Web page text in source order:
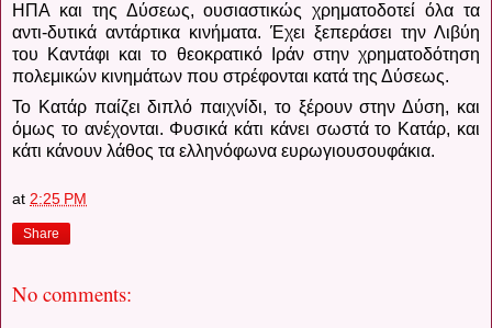
ΗΠΑ και της Δύσεως, ουσιαστικώς χρηματοδοτεί όλα τα
αντι-δυτικά αντάρτικα κινήματα. Έχει ξεπεράσει την Λιβύη
του Καντάφι και το θεοκρατικό Ιράν στην χρηματοδότηση
πολεμικών κινημάτων που στρέφονται κατά της Δύσεως.
Το Κατάρ παίζει διπλό παιχνίδι, το ξέρουν στην Δύση, και
όμως το ανέχονται. Φυσικά κάτι κάνει σωστά το Κατάρ, και
κάτι κάνουν λάθος τα ελληνόφωνα ευρωγιουσουφάκια.
at 2:25 PM
Share
No comments: